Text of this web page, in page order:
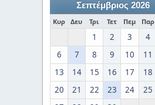
Σεπτέμβριος 2026
Κυρ Δευ Τρι Τετ Πεμ Παρ
1 2 3 4
6
7 8 9 10 11
13
14 15 16 17 18
20
21 22 23 24 25